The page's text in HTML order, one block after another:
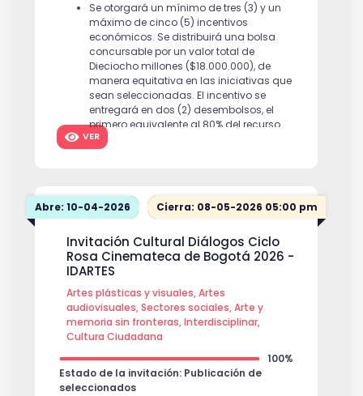
Se otorgará un mínimo de tres (3) y un
máximo de cinco (5) incentivos
económicos. Se distribuirá una bolsa
concursable por un valor total de
Dieciocho millones ($18.000.000), de
manera equitativa en las iniciativas que
sean seleccionadas. El incentivo se
entregará en dos (2) desembolsos, el
primero equivalente al 80% del recurso
total, una vez se entregue un plan de
trabajo elaborado por el grupo junto con
proceso artístico y realizado la muestra
final. Al valor total del incentivo
y retenciones de ley a que haya lugar.
Adicionalmente, cada agrupación
ganadora contará con el
acompañamiento de un artista
formador de la Gerencia del Crea, que
orientará el proceso de exploración y
creación, de acuerdo con el área
artística escogida.
VER
Abre: 10-04-2026 Cierra: 08-05-2026 05:00 pm
Invitación Cultural Diálogos Ciclo
Rosa Cinemateca de Bogotá 2026 -
IDARTES
Artes plásticas y visuales, Artes
audiovisuales, Sectores sociales, Arte y
memoria sin fronteras, Interdisciplinar,
Cultura Ciudadana
100%
Estado de la invitación: Publicación de
seleccionados